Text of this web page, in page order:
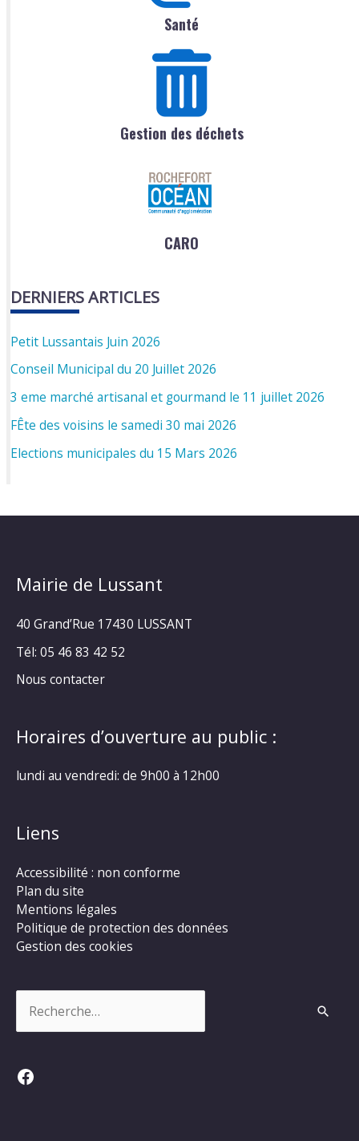
Santé
Gestion des déchets
CARO
DERNIERS ARTICLES
Petit Lussantais Juin 2026
Conseil Municipal du 20 Juillet 2026
3 eme marché artisanal et gourmand le 11 juillet 2026
FÊte des voisins le samedi 30 mai 2026
Elections municipales du 15 Mars 2026
Mairie de Lussant
40 Grand’Rue 17430 LUSSANT
Tél: 05 46 83 42 52
Nous contacter
Horaires d’ouverture au public :
lundi au vendredi: de 9h00 à 12h00
Liens
Accessibilité : non conforme
Plan du site
Mentions légales
Politique de protection des données
Gestion des cookies
Facebook